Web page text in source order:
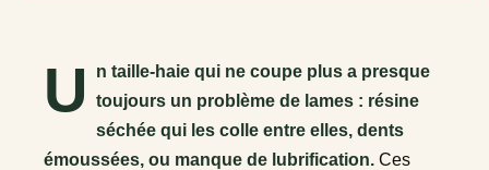
U
n taille-haie qui ne coupe plus a presque
toujours un problème de lames : résine
séchée qui les colle entre elles, dents
émoussées, ou manque de lubrification. Ces